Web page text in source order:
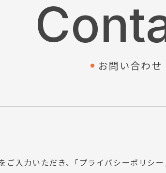
お問い合わせ
ご入力いただき、 ｢プライバシーポリシー